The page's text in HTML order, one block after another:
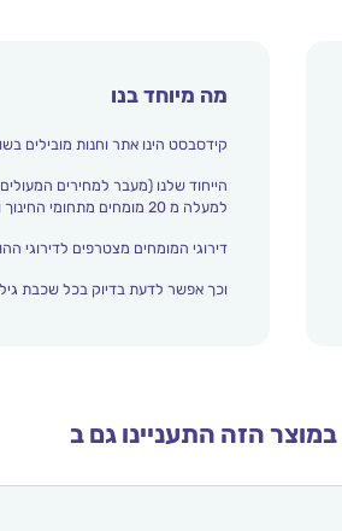
מה מיוחד בנו
קידסבסט הינו אתר וחנות מובילים
הייחוד שלנו (מעבר למחירים
למעלה מ 20 מומחים מתחומי החינוך והתפתחות הילד מדרגים אצלנו כל הזמן את עולם הילדים.
דירוגי המומחים מצטרפים לדירוגי
וכך אפשר לדעת בדיוק בכל שכבת
הזה התעניינו גם ב